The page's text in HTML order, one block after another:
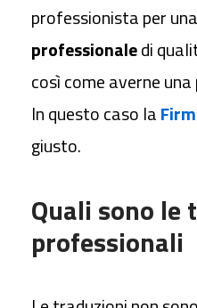
professionista per una
professionaledi
così come averne una
In questo caso la
giusto.
Quali sono le
professionali